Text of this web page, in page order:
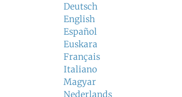
Deutsch
English
Español
Euskara
Français
Italiano
Magyar
Nederlands